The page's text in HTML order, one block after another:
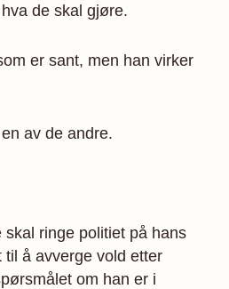
de skal gjøre.
er sant, men han virker
av de andre.
skal ringe politiet på hans
å avverge vold etter
om han er i